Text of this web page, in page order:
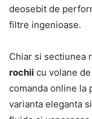
deosebit de
filtre ingenioase.
Chiar si sectiunea
rochii cu volane
comanda online la
varianta eleganta